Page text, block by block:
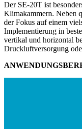
Der SE-20T ist
Klimakammern. Neben
der Fokus auf einem
Implementierung in
vertikal und horizontal
Druckluftversorgung